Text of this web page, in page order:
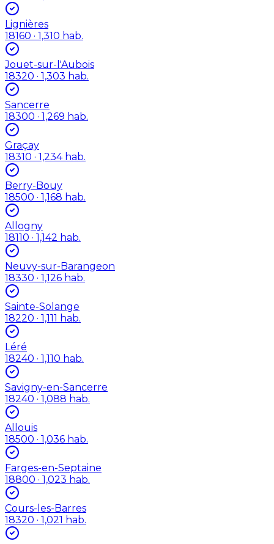
Lignières
18160 · 1,310 hab.
Jouet-sur-l'Aubois
18320 · 1,303 hab.
Sancerre
18300 · 1,269 hab.
Graçay
18310 · 1,234 hab.
Berry-Bouy
18500 · 1,168 hab.
Allogny
18110 · 1,142 hab.
Neuvy-sur-Barangeon
18330 · 1,126 hab.
Sainte-Solange
18220 · 1,111 hab.
Léré
18240 · 1,110 hab.
Savigny-en-Sancerre
18240 · 1,088 hab.
Allouis
18500 · 1,036 hab.
Farges-en-Septaine
18800 · 1,023 hab.
Cours-les-Barres
18320 · 1,021 hab.